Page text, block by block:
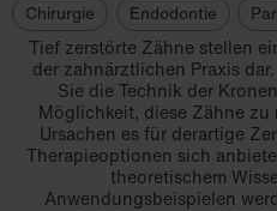
Chirurgie Endodontie
Tief zerstörte Zähne stellen
der zahnärztlichen Praxis
Sie die Technik der
Möglichkeit, diese Zähne
Ursachen es für derartige
Therapieoptionen sich
theoretischem
Anwendungsbeispielen